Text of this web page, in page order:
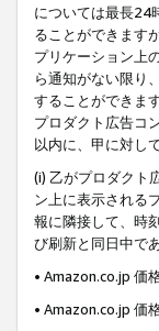
については最長24
ることができます
プリケーション上
ら通知がない限り
することができま
プロダクト広告コ
以内に、甲に対し
(i) 乙がプロダクト
ン上に表示される
報に隣接して、時
び刷新と同日中で
• Amazon.co.jp
• Amazon.co.jp